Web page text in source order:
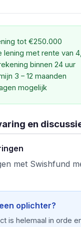
tot €250.000
lening met rente van
binnen 24 uur
3 – 12 maanden
mogelijk
en
met Swishfund
oplichter?
is helemaal in orde